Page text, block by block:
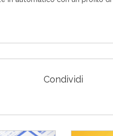
Condividi